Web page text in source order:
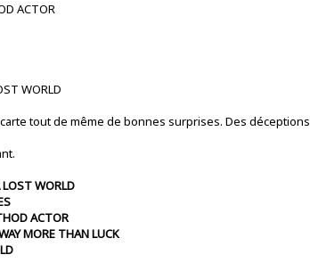
ACTOR
WORLD
tout de même de bonnes surprises. Des
LOST WORLD
ACTOR
MORE THAN LUCK